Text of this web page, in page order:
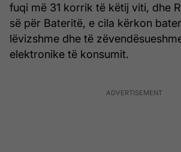
fuqi më 31 korrik të këtij viti, dhe
së për Bateritë, e cila kërkon
lëvizshme dhe të
elektronike të konsumit.